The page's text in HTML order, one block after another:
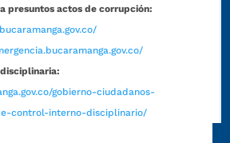
presuntos actos de corrupción:
gobierno-ciudadanos-
control-interno-disciplinario/